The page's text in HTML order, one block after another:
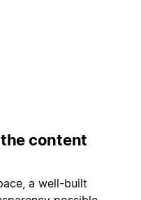
content
a well-built